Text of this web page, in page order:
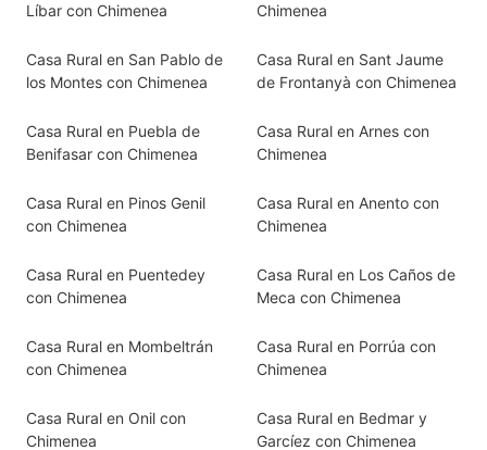
Líbar con Chimenea
Chimenea
Casa Rural en San Pablo de
los Montes con Chimenea
Casa Rural en Sant Jaume
de Frontanyà con Chimenea
Casa Rural en Puebla de
Benifasar con Chimenea
Casa Rural en Arnes con
Chimenea
Casa Rural en Pinos Genil
con Chimenea
Casa Rural en Anento con
Chimenea
Casa Rural en Puentedey
con Chimenea
Casa Rural en Los Caños de
Meca con Chimenea
Casa Rural en Mombeltrán
con Chimenea
Casa Rural en Porrúa con
Chimenea
Casa Rural en Onil con
Chimenea
Casa Rural en Bedmar y
Garcíez con Chimenea